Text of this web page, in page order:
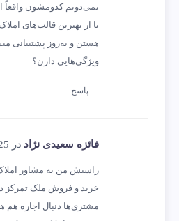
نمی‌دونم کدومشون واقعاً
تا از بهترین قالب‌های
هستن و به‌روز پشتیبانی
ویژگی‌هایی دارن؟
پاسخ
فائزه سعیدی نژاد در 25 اسفند 1403
راستش من یه مشاور
خرید و فروش ملک تمرکز
مشتری‌ها دنبال اجاره هم